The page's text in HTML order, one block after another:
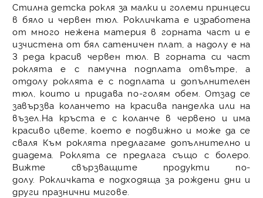
Стилна детска рокля за малки и големи принцеси
в бяло и червен тюл. Рокличката е изработена
от много нежена материя в горната част и е
изчистена от бял сатеничен плат, а надолу е на
3 реда красив червен тюл. В горната си част
роклята е с памучна подплата отвътре, а
отдолу роклята е с подплата и допълнителен
тюл, които и придава по-голям обем. Отзад се
завързва коланчето на красива панделка или на
възел.На кръста е с коланче в червено и има
красиво цвете, което е подвижно и може да се
сваля Към роклята предлагаме допълнително и
диадема. Роклята се предлага също с болеро.
Вижте свързващите продукти по-
долу. Рокличката е подходяща за рождени дни и
други празнични мигове.